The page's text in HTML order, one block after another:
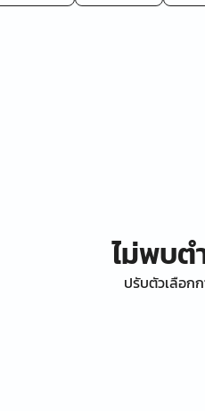
ไม่พบ
ปรับตัวเลือก